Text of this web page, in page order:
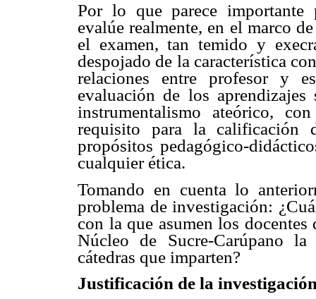
Por lo que parece importante
evalúe realmente, en el marco
el examen, tan temido y
despojado de la característica
relaciones entre profesor y
evaluación de los
instrumentalismo ateórico,
requisito para la calificación
propósitos pedagógico-
cualquier ética.
Tomando en cuenta lo
problema de investigación:
con la que asumen los
Núcleo de Sucre-Carúpano
cátedras que imparten?
Justificación de la